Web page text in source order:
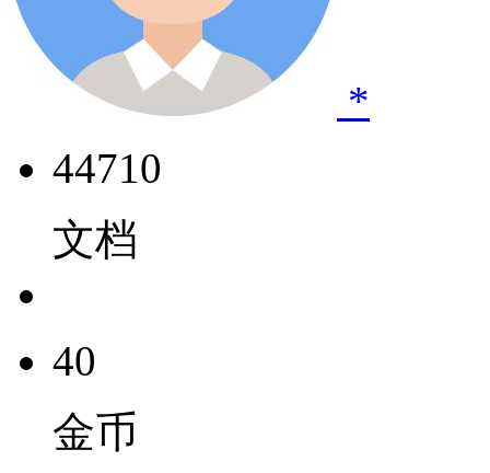
*
44710
文档
40
金币